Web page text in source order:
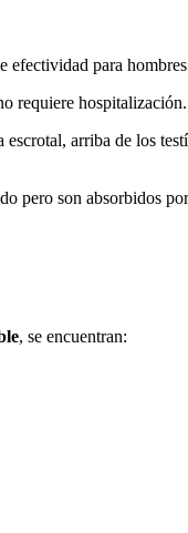
para
requiere hospitalización.
arriba de los
pero son absorbidos
, se encuentran: